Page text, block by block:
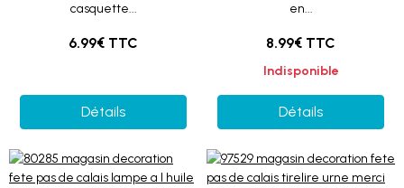
casquette...
6.99€ TTC
Détails
en...
8.99€ TTC
Indisponible
Détails